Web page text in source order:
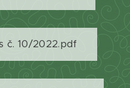
č. 10/2022.pdf